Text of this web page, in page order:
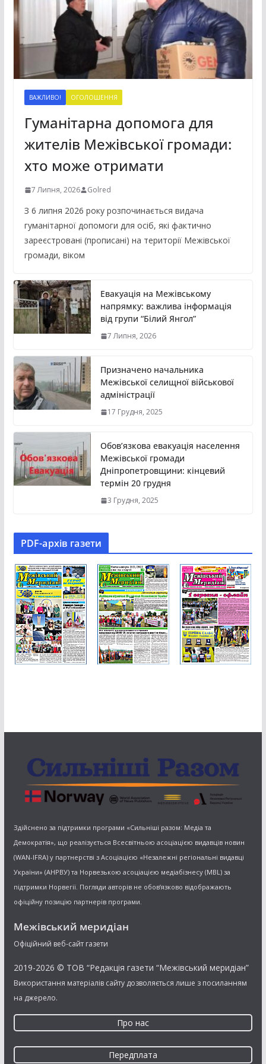
ВАЖЛИВО! ОГОЛОШЕННЯ
Гуманітарна допомога для
жителів Межівської громади:
хто може отримати
7 Липня, 2026 Golred
З 6 липня 2026 року розпочинається видача
гуманітарної допомоги для осіб, які фактично
зареєстровані (прописані) на території Межівської
громади, віком
Евакуація на Межівському
напрямку: важлива інформація
від групи “Білий Янгол”
7 Липня, 2026
Призначено начальника
Межівської селищної військової
адміністрації
17 Грудня, 2025
Обов’язкова евакуація населення
Межівської громади
Дніпропетровщини: кінцевий
термін 20 грудня
3 Грудня, 2025
PDF-aрхів газети
Здійснено за підтримки програми «Сильніші разом: Медіа та
Демократія», що реалізується Всесвітньою асоціацією видавців новин
(WAN-IFRA) у партнерстві з Асоціацією «Незалежні регіональні видавці
України» (АНРВУ) та Норвезькою асоціацією медіабізнесу (MBL) за
підтримки Норвегії. Погляди авторів не обов’язково відображають
офіційну позицію партнерів програми.
Межівський меридіан
Офіційний веб-сайт газети
2019-2026 © ТОВ “Редакція газети “Межівський меридіан”
Використання матеріалів сайту дозволяється лише з посиланням
на джерело.
Про нас
Передплата